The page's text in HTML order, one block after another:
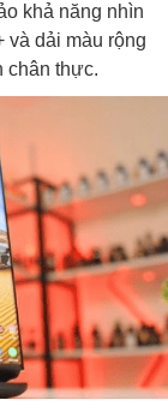
khả năng nhìn
và dải màu rộng
chân thực.